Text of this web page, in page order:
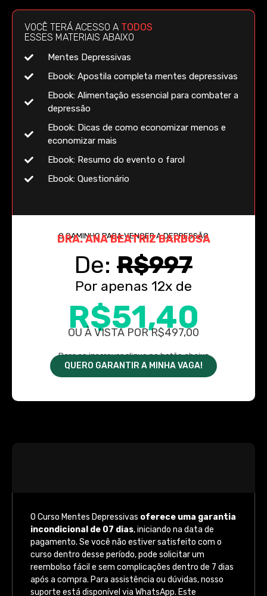
VOCÊ TERÁ ACESSO A TODOS
ESSES MATERIAIS ABAIXO
Mentes Depressivas
Ebook: Apostila completa mentes depressivas
Ebook: Alimentação essencial para combater a
depressão
Ebook: Dicas de como economizar menos e
economizar mais
Ebook: Resumo do evento o farol
Ebook: Questionário
O CAMINHO PARA VENCER A DEPRESSÃO
DRA. ANA BEATRIZ BARBOSA
De: R$997
Por apenas 12x de
R$51,40
OU À VISTA POR R$497,00
Para se inscrever clique no botão abaixo
QUERO GARANTIR A MINHA VAGA!
O Curso Mentes Depressivas oferece uma garantia
incondicional de 07 dias, iniciando na data de
pagamento. Se você não estiver satisfeito com o
curso dentro desse período, pode solicitar um
reembolso fácil e sem complicações dentro de 7 dias
após a compra. Para assistência ou dúvidas, nosso
suporte está disponível via WhatsApp. Este